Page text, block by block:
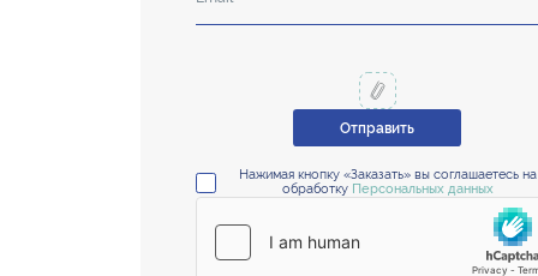
Отправить
Нажимая кнопку «Заказать» вы соглашаетесь на
обработку Персональных данных